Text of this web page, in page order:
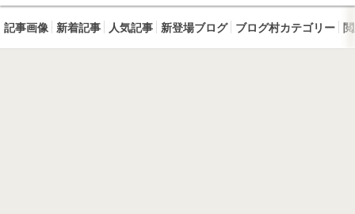
記事画像 新着記事 人気記事 新登場ブログ ブログ村カテゴリー